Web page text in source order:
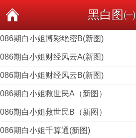
黑白图㈠
086期白小姐博彩绝密B(新图)
086期白小姐财经风云A(新图)
086期白小姐财经风云B(新图)
086期白小姐救世民A（新图）
086期白小姐救世民B（新图）
086期白小姐千算通(新图)